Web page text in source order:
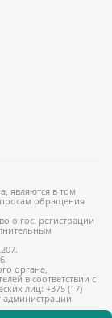
являются в том
обращения
о гос. регистрации
органа,
в соответствии с
лиц: +375 (17)
администрации